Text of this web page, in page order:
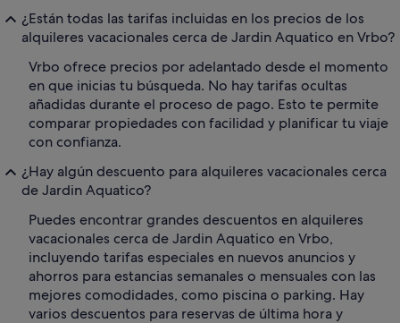
¿Están todas las tarifas incluidas en los precios de los
alquileres vacacionales cerca de Jardin Aquatico en Vrbo?
Vrbo ofrece precios por adelantado desde el momento
en que inicias tu búsqueda. No hay tarifas ocultas
añadidas durante el proceso de pago. Esto te permite
comparar propiedades con facilidad y planificar tu viaje
con confianza.
¿Hay algún descuento para alquileres vacacionales cerca
de Jardin Aquatico?
Puedes encontrar grandes descuentos en alquileres
vacacionales cerca de Jardin Aquatico en Vrbo,
incluyendo tarifas especiales en nuevos anuncios y
ahorros para estancias semanales o mensuales con las
mejores comodidades, como piscina o parking. Hay
varios descuentos para reservas de última hora y